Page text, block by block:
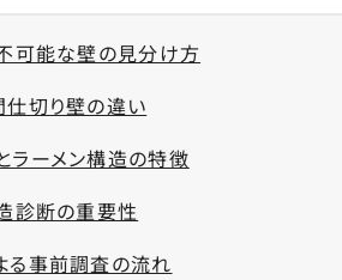
可能な壁の見分け方
切り壁の違い
ラーメン構造の特徴
診断の重要性
る事前調査の流れ